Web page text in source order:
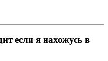
если я нахожусь в